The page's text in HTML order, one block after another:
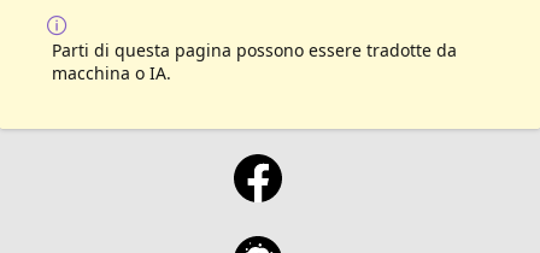
Parti di questa pagina possono essere tradotte da
macchina o IA.